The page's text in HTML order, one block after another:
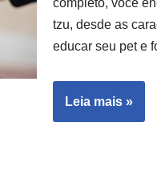
completo, você
tzu, desde as
educar seu pet e
Leia mais »